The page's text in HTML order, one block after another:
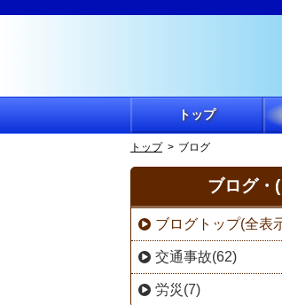
トップ
トップ ブログ
ブログ・
ブログトップ(全表
交通事故(62)
労災(7)